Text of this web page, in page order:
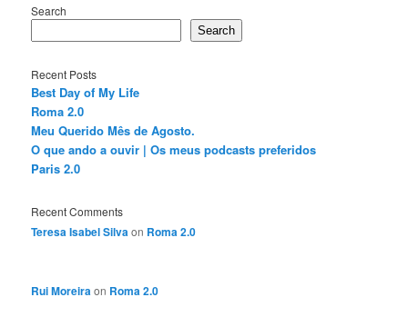
Search
Search
Recent Posts
Best Day of My Life
Roma 2.0
Meu Querido Mês de Agosto.
O que ando a ouvir | Os meus podcasts preferidos
Paris 2.0
Recent Comments
Teresa Isabel Silvaon Roma 2.0
Rui Moreiraon Roma 2.0